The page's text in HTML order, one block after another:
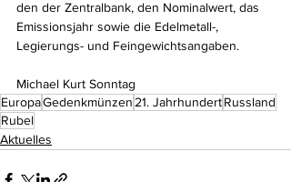
den der Zentralbank, den Nominalwert, das
Emissionsjahr sowie die Edelmetall-,
Legierungs- und Feingewichtsangaben.
Michael Kurt Sonntag
EuropaGedenkmünzen 21. JahrhundertRussland
Rubel
Aktuelles